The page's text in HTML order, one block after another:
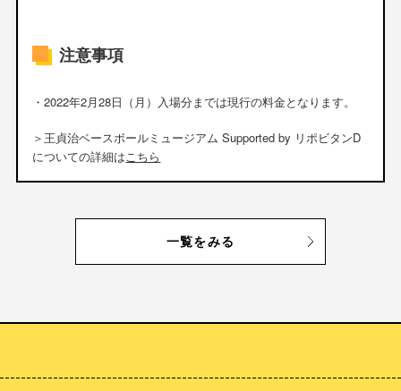
注意事項
・2022年2月28日（月）入場分までは現行の料金となります。
＞王貞治ベースボールミュージアム Supported by リポビタンD
についての詳細はこちら
一覧をみる